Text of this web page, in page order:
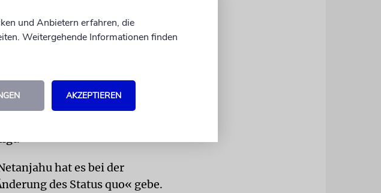
geben werde und dass man
hätte er auf dem Tempelberg
hat es bei der
des Status quo« gebe.
und Anbietern erfahren, die
Weitergehende Informationen finden
AKZEPTIEREN